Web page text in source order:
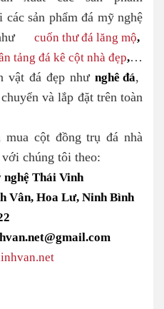
các sản phẩm đá mỹ nghệ
cuốn thư đá lăng mộ,
tảng đá kê cột nhà đẹp,…
vật đá đẹp như nghê đá,
và lắp đặt trên toàn
mua cột đồng trụ đá nhà
chúng tôi theo:
Thái Vinh
Vân, Hoa Lư, Ninh Bình